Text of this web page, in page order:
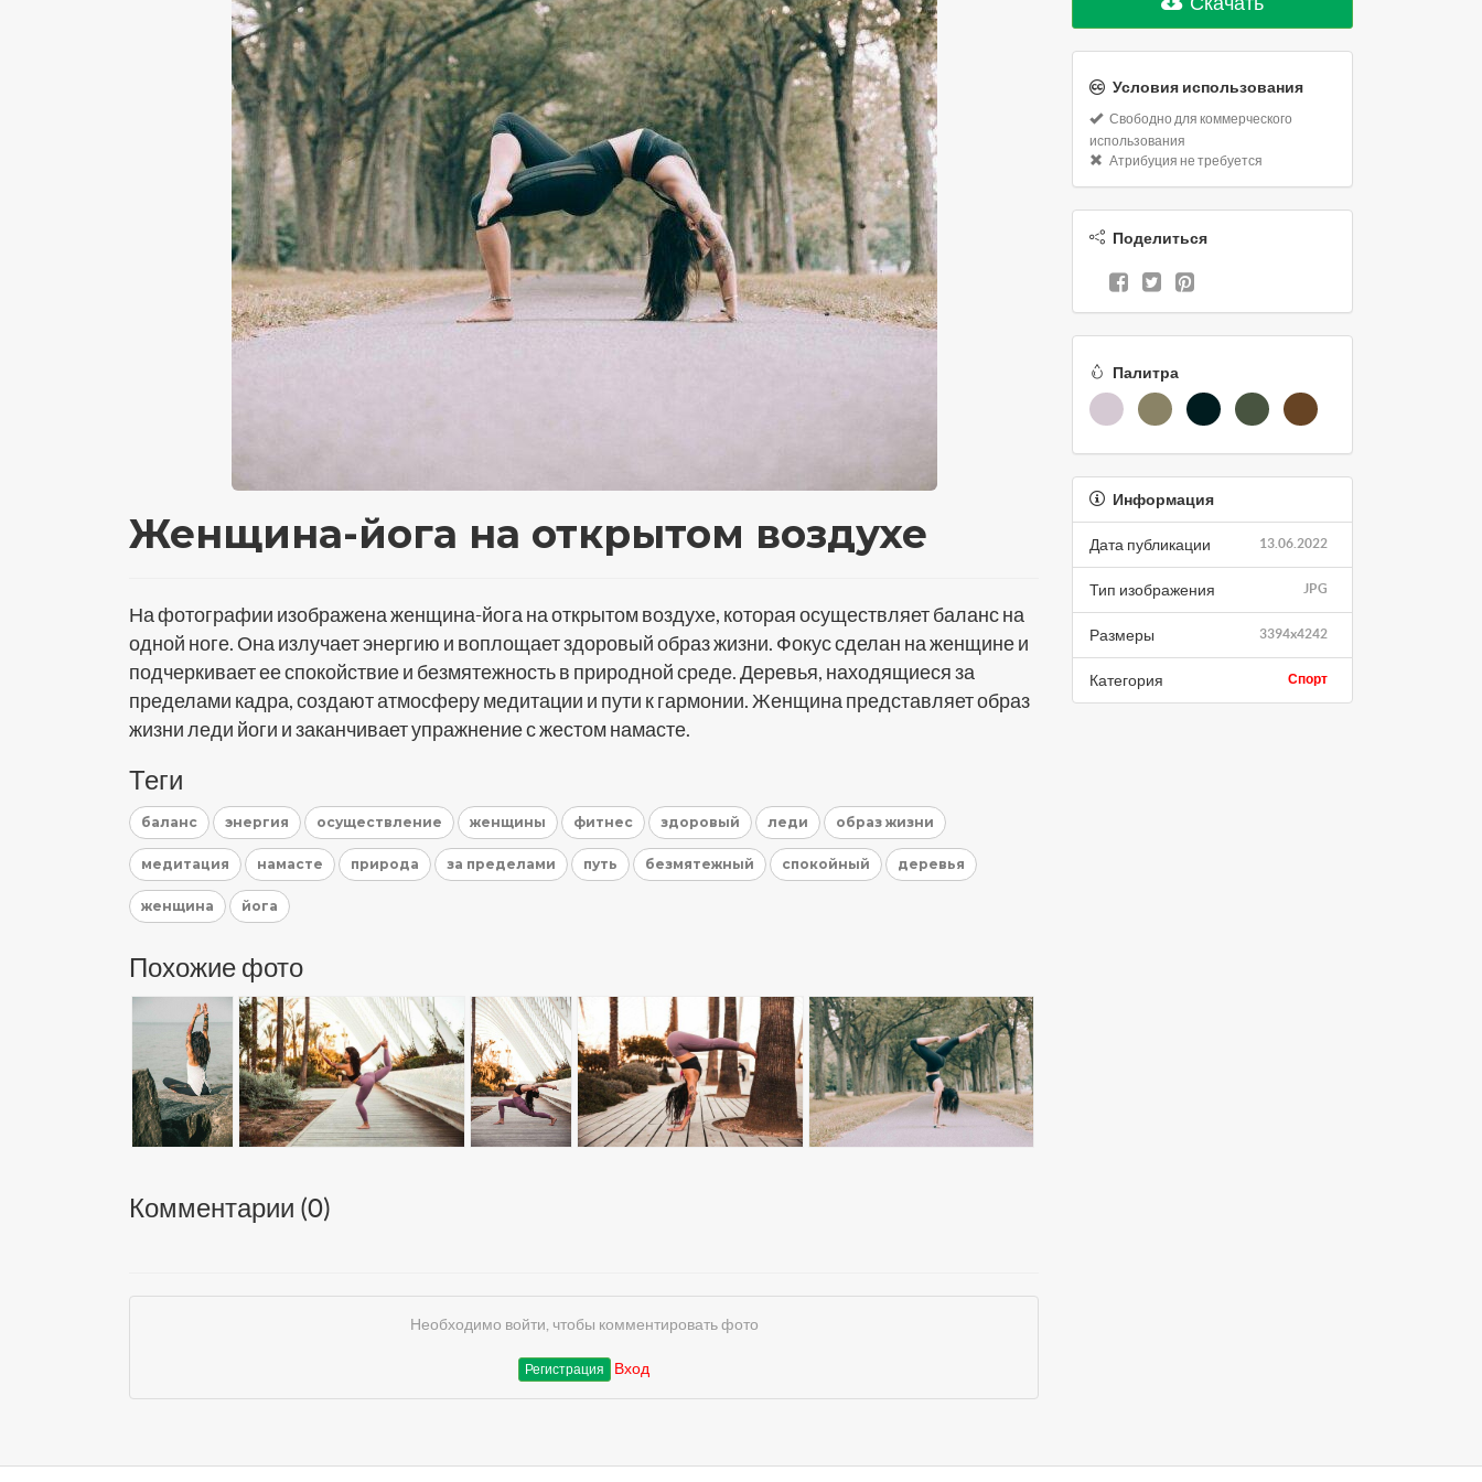
Женщина-йога на открытом воздухе
На фотографии изображена женщина-йога на открытом воздухе, которая осуществляет баланс на
одной ноге. Она излучает энергию и воплощает здоровый образ жизни. Фокус сделан на женщине и
подчеркивает ее спокойствие и безмятежность в природной среде. Деревья, находящиеся за
пределами кадра, создают атмосферу медитации и пути к гармонии. Женщина представляет образ
жизни леди йоги и заканчивает упражнение с жестом намасте.
Теги
баланс энергия осуществление женщины фитнес здоровый леди образ жизни
медитация намасте природа за пределами путь безмятежный спокойный деревья
женщина йога
Похожие фото
Комментарии (0)
Необходимо войти, чтобы комментировать фото
Регистрация Вход
Условия использования
Свободно для коммерческого
использования
Атрибуция не требуется
Поделиться
Палитра
Информация
13.06.2022
Дата публикации
JPG
Тип изображения
3394x4242
Размеры
Спорт
Категория